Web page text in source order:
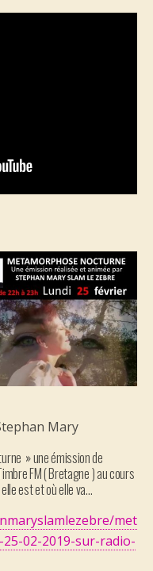
Mary
» une émission de
FM ( Bretagne ) au cours
est et où elle va…
met
02-2019-sur-radio-